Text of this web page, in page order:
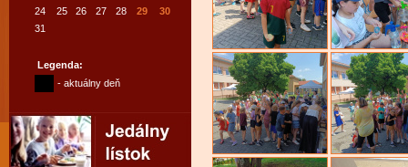
24
25 26 27 28 29
30
31
Legenda:
- aktuálny deň